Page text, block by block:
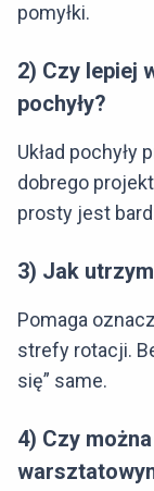
pomyłki.
2) Czy lepiej
pochyły?
Układ pochyły
dobrego
prosty jest
3) Jak
Pomaga
strefy rotacji.
się” same.
4) Czy